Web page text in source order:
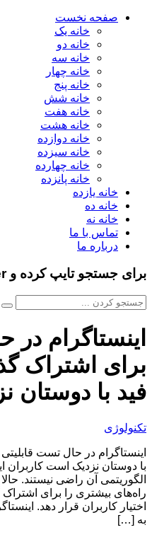
صفحه نخست
خانه یک
خانه دو
خانه سه
خانه چهار
خانه پنج
خانه شش
خانه هفت
خانه هشت
خانه دوازده
خانه سیزده
خانه چهارده
خانه پانزده
خانه یازده
خانه ده
خانه نه
تماس با ما
درباره ما
برای جستجو تایپ کرده و Enter را بزنید
اینستاگرام
برای اشتراک
فید با دوستان
تکنولوژی
اینستاگرام در حال تست
با دوستان نزدیک است کاربران
الگوریتمی آن راضی نیستند.
راه‌های بیشتری را برای اشتراک
اختیار کاربران قرار دهد.
به […]